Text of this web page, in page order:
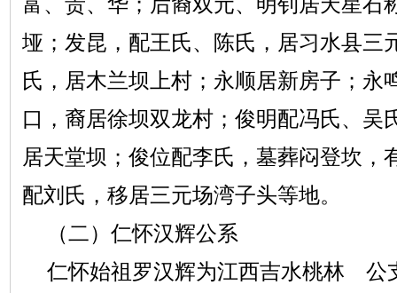
垭；发昆，配王氏、陈氏，居习水县三
氏，居木兰坝上村；永顺居新房子；永
口，裔居徐坝双龙村；俊明配冯氏、吴
居天堂坝；俊位配李氏，墓葬闷登坎，
配刘氏，移居三元场湾子头等地。
（二）仁怀汉辉公系
仁怀始祖罗汉辉为江西吉水桃林 公